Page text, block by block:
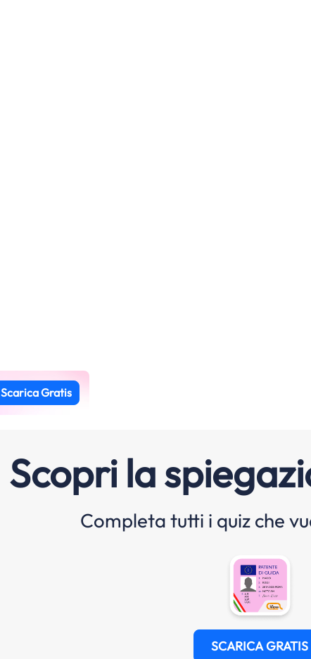
Scarica Gratis
Scopri la
Completa tutti i quiz che
SCARICA GRATIS